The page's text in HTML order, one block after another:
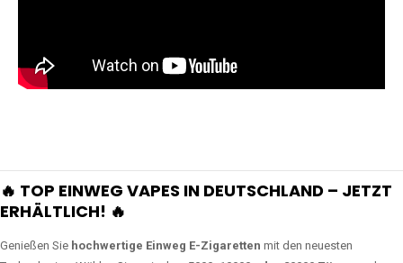
🔥 TOP EINWEG VAPES IN DEUTSCHLAND – JETZT
ERHÄLTLICH! 🔥
Genießen Sie hochwertige Einweg E-Zigaretten mit den neuesten